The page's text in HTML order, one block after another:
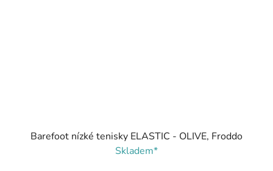
Barefoot nízké tenisky ELASTIC - OLIVE, Froddo
Skladem*